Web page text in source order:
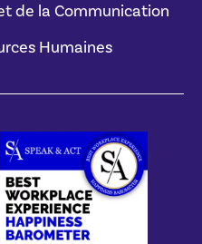
de la Communication
Humaines